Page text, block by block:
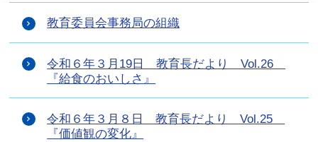
教育委員会事務局の組織
令和６年３月19日 教育長だより Vol.26
『給食のおいしさ』
令和６年３月８日 教育長だより Vol.25
『価値観の変化』